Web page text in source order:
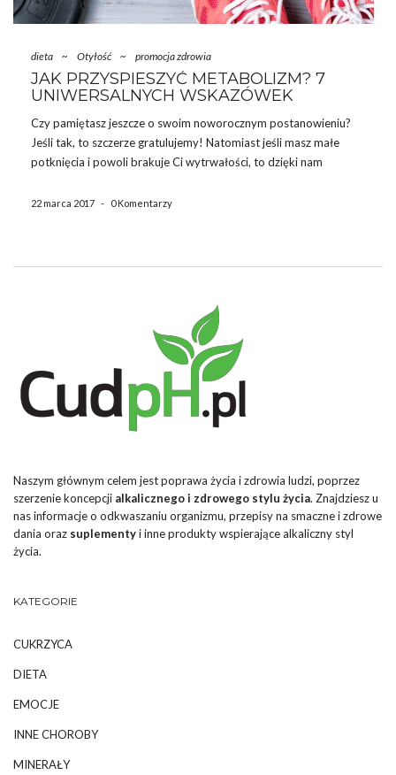
dieta ~ Otyłość ~ promocja zdrowia
JAK PRZYSPIESZYĆ METABOLIZM? 7
UNIWERSALNYCH WSKAZÓWEK
Czy pamiętasz jeszcze o swoim noworocznym postanowieniu?
Jeśli tak, to szczerze gratulujemy! Natomiast jeśli masz małe
potknięcia i powoli brakuje Ci wytrwałości, to dzięki nam
mierze nasze osiągnięcia w walce z kilogramami zależne są od […]
22 marca 2017 - 0 Komentarzy
Naszym głównym celem jest poprawa życia i zdrowia ludzi, poprzez
szerzenie koncepcji alkalicznego i zdrowego stylu życia. Znajdziesz u
nas informacje o odkwaszaniu organizmu, przepisy na smaczne i zdrowe
dania oraz suplementyi inne produkty wspierające alkaliczny styl
życia.
KATEGORIE
CUKRZYCA
DIETA
EMOCJE
INNE CHOROBY
MINERAŁY